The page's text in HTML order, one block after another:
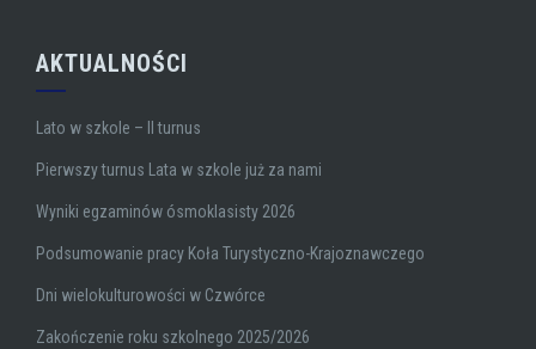
AKTUALNOŚCI
Lato w szkole – II turnus
Pierwszy turnus Lata w szkole już za nami
Wyniki egzaminów ósmoklasisty 2026
Podsumowanie pracy Koła Turystyczno-Krajoznawczego
Dni wielokulturowości w Czwórce
Zakończenie roku szkolnego 2025/2026